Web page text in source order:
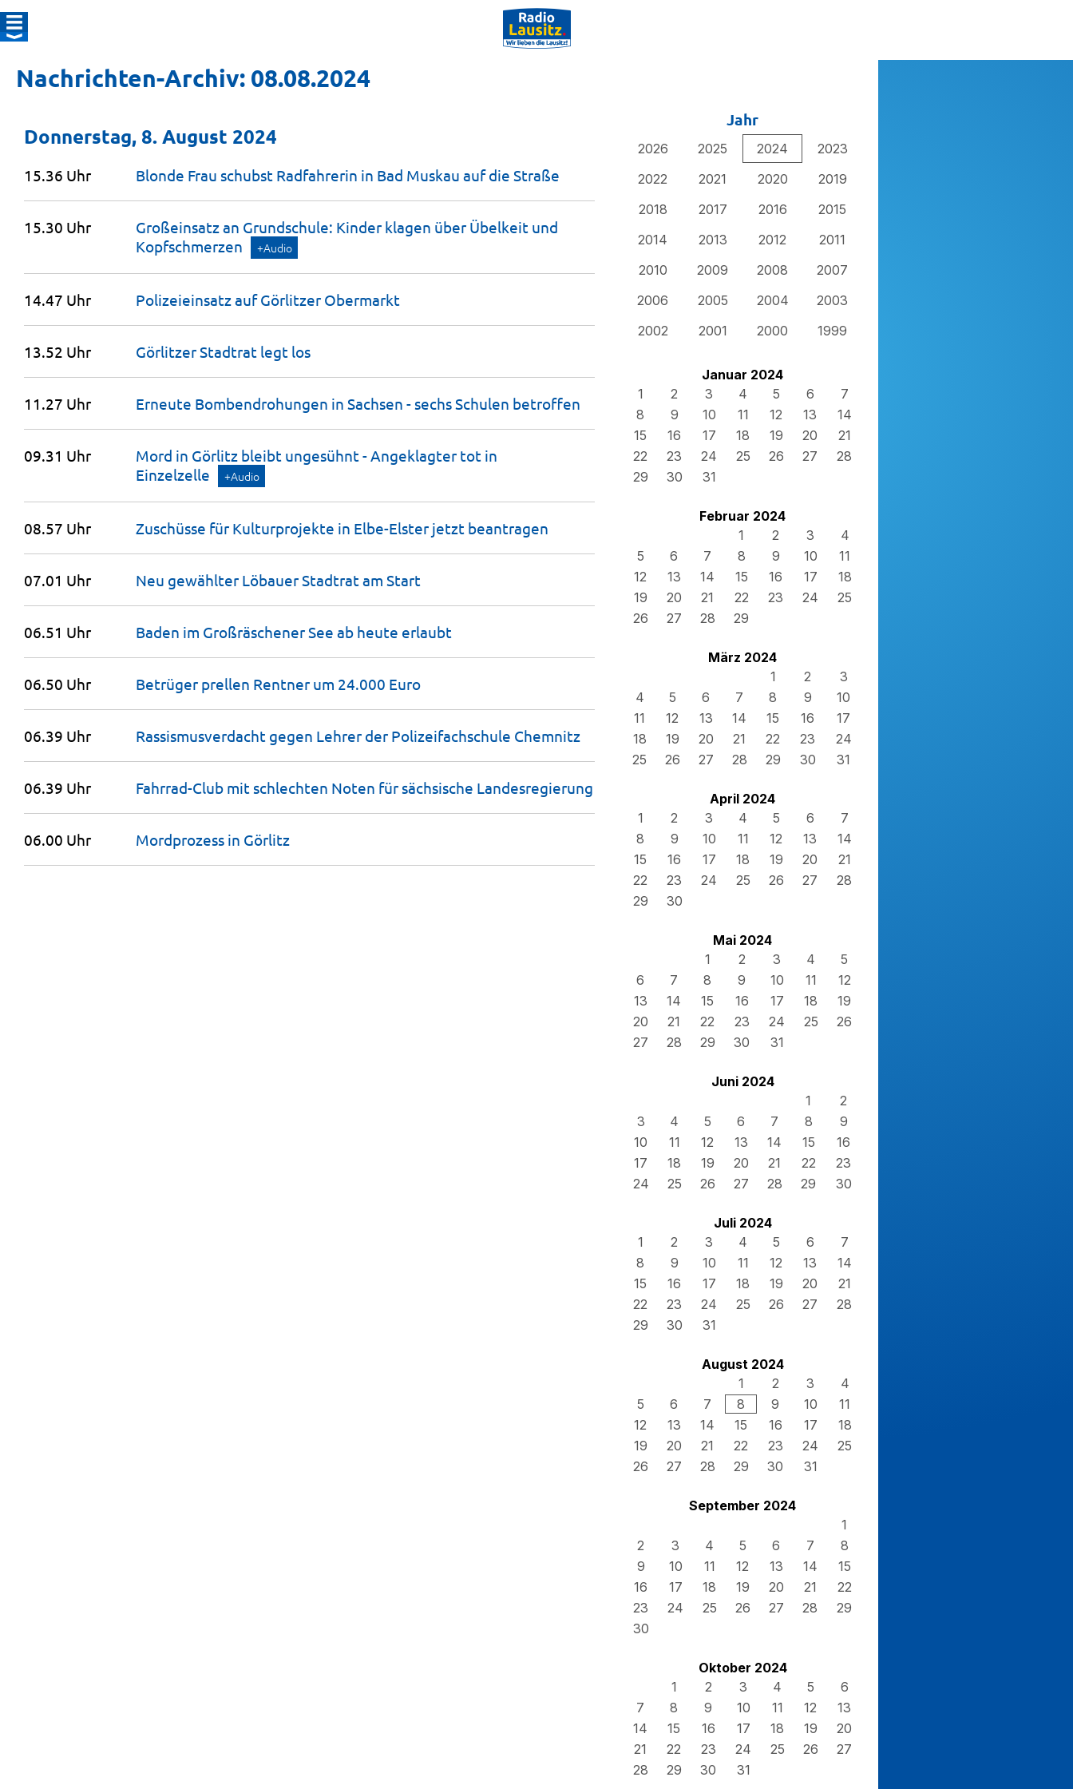
Nachrichten-Archiv: 08.08.2024
Jahr
2026 2025 2024
2023
2022
2021 2020
2019
2018
2017 2016
2015
2014
2013 2012
2011
2010
2009 2008
2007
2006
2005 2004
2003
2002
2001 2000 1999
Januar 2024
1
2 3 4 5 6
7
8
9 10 11 12 13
14
15
16 17 18 19 20
21
22
23 24 25 26 27
28
29
30 31
Februar 2024
1
2 3
4
5
6 7 8 9 10
11
12
13 14 15 16 17
18
19
20 21 22 23 24
25
26
27 28 29
März 2024
1
2
3
4
5 6 7 8 9
10
11
12 13 14 15 16
17
18
19 20 21 22 23
24
25
26 27 28 29 30 31
April 2024
1
2 3 4 5 6
7
8
9 10 11 12 13
14
15
16 17 18 19 20
21
22
23 24 25 26 27
28
29
30
Mai 2024
1
2 3 4
5
6
7 8 9 10 11
12
13
14 15 16 17 18
19
20
21 22 23 24 25
26
27
28 29 30 31
Juni 2024
1
2
3
4 5 6 7 8
9
10
11 12 13 14 15
16
17
18 19 20 21 22
23
24
25 26 27 28 29 30
Juli 2024
1
2 3 4 5 6
7
8
9 10 11 12 13
14
15
16 17 18 19 20
21
22
23 24 25 26 27
28
29
30 31
August 2024
1
2 3
4
5
6 7 8 9 10
11
12
13 14 15 16 17
18
19
20 21 22 23 24
25
26
27 28 29 30 31
September 2024
1
2
3 4 5 6 7
8
9
10 11 12 13 14
15
16
17 18 19 20 21
22
23
24 25 26 27 28
29
30
Oktober 2024
1
2 3 4 5
6
7
8 9 10 11 12
13
14
15 16 17 18 19
20
21
22 23 24 25 26
27
28
29 30 31
Donnerstag, 8. August 2024
15.36 Uhr Blonde Frau schubst Radfahrerin in Bad Muskau auf die Straße
15.30 Uhr
Großeinsatz an Grundschule: Kinder klagen über Übelkeit und
Kopfschmerzen
+Audio
14.47 Uhr Polizeieinsatz auf Görlitzer Obermarkt
13.52 Uhr Görlitzer Stadtrat legt los
11.27 Uhr Erneute Bombendrohungen in Sachsen - sechs Schulen betroffen
09.31 Uhr
Mord in Görlitz bleibt ungesühnt - Angeklagter tot in
Einzelzelle
+Audio
08.57 Uhr Zuschüsse für Kulturprojekte in Elbe-Elster jetzt beantragen
07.01 Uhr Neu gewählter Löbauer Stadtrat am Start
06.51 Uhr Baden im Großräschener See ab heute erlaubt
06.50 Uhr Betrüger prellen Rentner um 24.000 Euro
06.39 Uhr Rassismusverdacht gegen Lehrer der Polizeifachschule Chemnitz
06.39 Uhr Fahrrad-Club mit schlechten Noten für sächsische Landesregierung
06.00 Uhr Mordprozess in Görlitz